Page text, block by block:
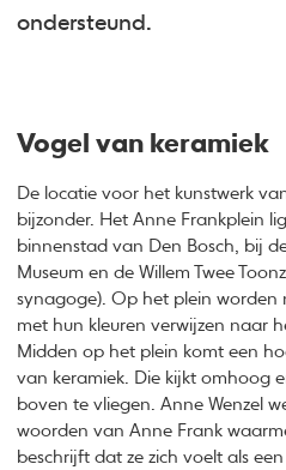
ondersteund.
Vogel van keramiek
De locatie voor het kunstwerk
bijzonder. Het Anne Frankplein
binnenstad van Den Bosch, bij
Museum en de Willem Twee
synagoge). Op het plein worden
met hun kleuren verwijzen naar
Midden op het plein komt een
van keramiek. Die kijkt omhoog
boven te vliegen. Anne Wenzel
woorden van Anne Frank
beschrijft dat ze zich voelt als